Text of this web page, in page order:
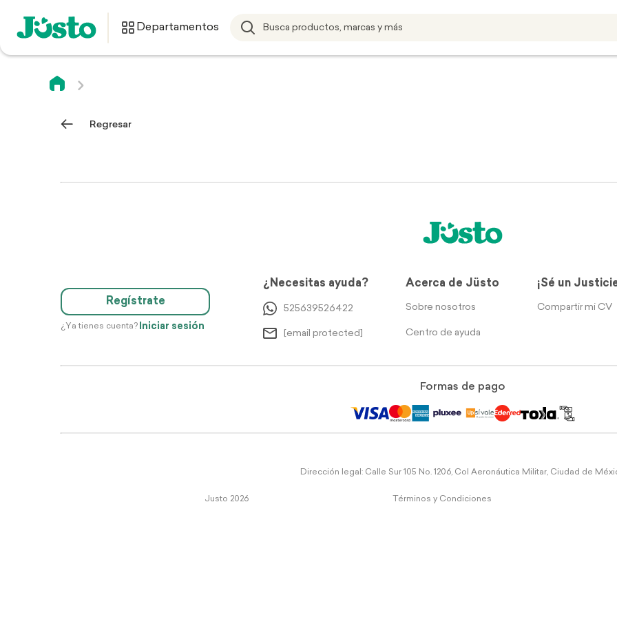
Departamentos
Regresar
Regístrate
¿Ya tienes cuenta? Iniciar sesión
¿Necesitas ayuda?
525639526422
[email protected]
Acerca de Jüsto
Sobre nosotros
Centro de ayuda
¡Sé un
Compartir mi CV
Formas de pago
Dirección legal: Calle Sur 105 No. 1206, Col Aeronáutica Militar, Ciudad de
Justo 2026 Términos y Condiciones